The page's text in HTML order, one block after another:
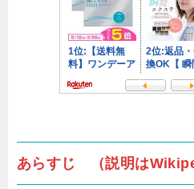
あらすじ （説明は